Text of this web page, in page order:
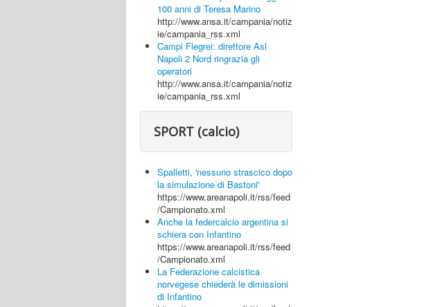
100 anni di Teresa Marino
http://www.ansa.it/campania/notiz
ie/campania_rss.xml
Campi Flegrei: direttore Asl
Napoli 2 Nord ringrazia gli
operatori
http://www.ansa.it/campania/notiz
ie/campania_rss.xml
SPORT (calcio)
Spalletti, 'nessuno strascico dopo
la simulazione di Bastoni'
https://www.areanapoli.it/rss/feed
/Campionato.xml
Anche la federcalcio argentina si
schiera con Infantino
https://www.areanapoli.it/rss/feed
/Campionato.xml
La Federazione calcistica
norvegese chiederà le dimissioni
di Infantino